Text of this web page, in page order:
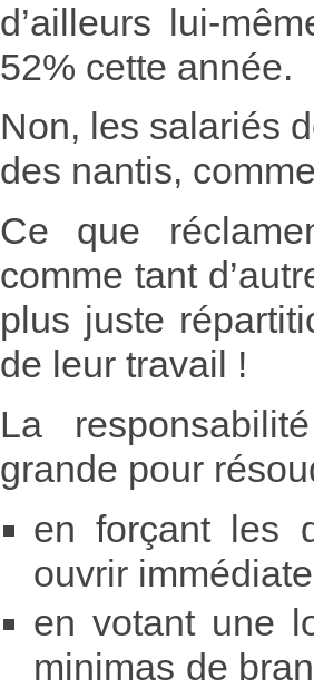
d’ailleurs lui-
52% cette année.
Non, les salariés
des nantis,
Ce que
comme tant
plus juste
de leur travail !
La
grande pour
en forçant les
ouvrir
en votant une
minimas de